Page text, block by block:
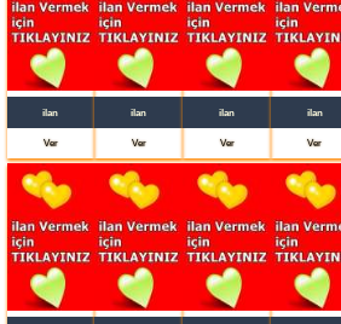
ilan
Ver
ilan
Ver
ilan
Ver
ilan
Ver